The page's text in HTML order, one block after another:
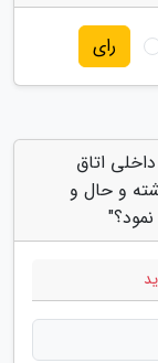
رای
اتاق
و حال و